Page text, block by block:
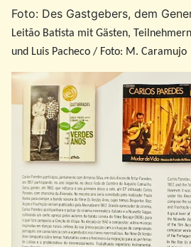
Foto: Des Gastgebers, dem
Leitão Batista mit Gästen,
und Luis Pacheco / Foto: M. Caramujo